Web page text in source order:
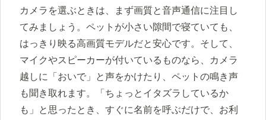
カメラを選ぶときは、まず画質と音声通信に注目し
てみましょう。ペットが小さい隙間で寝ていても、
はっきり映る高画質モデルだと安心です。そして、
マイクやスピーカーが付いているものなら、カメラ
越しに「おいで」と声をかけたり、ペットの鳴き声
も聞き取れます。「ちょっとイタズラしているか
も」と思ったとき、すぐに名前を呼ぶだけで、お利